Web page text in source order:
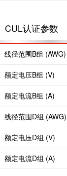
CUL认证参数
线径范围B组 (AWG)
额定电压B组 (V)
额定电流B组 (A)
线径范围D组 (AWG)
额定电压D组 (V)
额定电流D组 (A)